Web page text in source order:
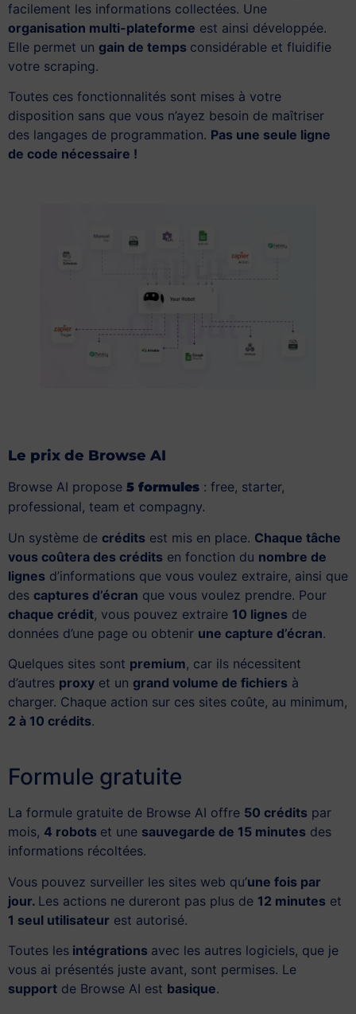
facilement les informations collectées. Une
organisation multi-plateforme est ainsi développée.
Elle permet un gain de temps considérable et fluidifie
votre scraping.
Toutes ces fonctionnalités sont mises à votre
disposition sans que vous n’ayez besoin de maîtriser
des langages de programmation. Pas une seule ligne
de code nécessaire !
Le prix de Browse AI
Browse AI propose 5 formules : free, starter,
professional, team et compagny.
Un système de crédits est mis en place. Chaque tâche
vous coûtera des crédits en fonction du nombre de
lignes d’informations que vous voulez extraire, ainsi que
des captures d’écran que vous voulez prendre. Pour
chaque crédit, vous pouvez extraire 10 lignes de
données d’une page ou obtenir une capture d’écran.
Quelques sites sont premium, car ils nécessitent
d’autres proxy et un grand volume de fichiers à
charger. Chaque action sur ces sites coûte, au minimum,
2 à 10 crédits.
Formule gratuite
La formule gratuite de Browse AI offre 50 crédits par
mois, 4 robots et une sauvegarde de 15 minutes des
informations récoltées.
Vous pouvez surveiller les sites web qu’une fois par
jour. Les actions ne dureront pas plus de 12 minutes et
1 seul utilisateur est autorisé.
Toutes les intégrations avec les autres logiciels, que je
vous ai présentés juste avant, sont permises. Le
support de Browse AI est basique.